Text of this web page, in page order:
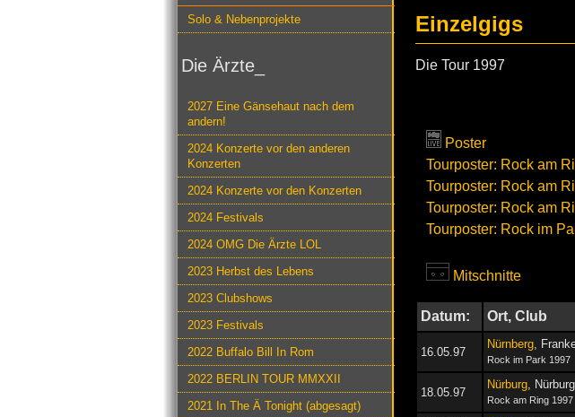
Solo & Nebenprojekte
Die Ärzte_
2027 Eine Gänsehaut nach dem
andern!
2024 Konzerte vor den anderen
Konzerten
2024 Konzerte vor den Konzerten
2024 Festivals
2024 OMG Die Ärzte LOL
2023 Herbst des Lebens
2023 Clubshows
2023 Festivals
2022 Buffalo Bill In Rom
2022 BERLIN TOUR MMXXII
2021 In The Ä Tonight (abgesagt)
Einzelgigs
Die Tour 1997
Poster
Tourposter: Rock am
Tourposter: Rock am
Tourposter: Rock am
Tourposter: Rock im
Mitschnitte
Datum: Ort, Club
16.05.97
Nürnberg,
Rock im Park 1997
18.05.97
Nürburg,
Rock am Ring 1997